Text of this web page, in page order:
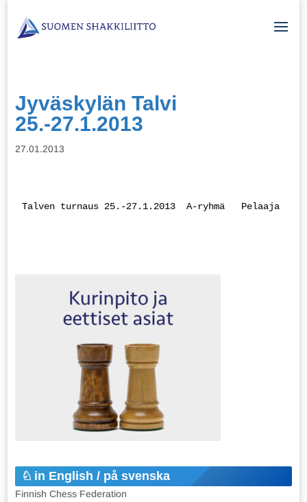
Jyväskylän Talvi
25.-27.1.2013
27.01.2013
in English / på svenska
Finnish Chess Federation